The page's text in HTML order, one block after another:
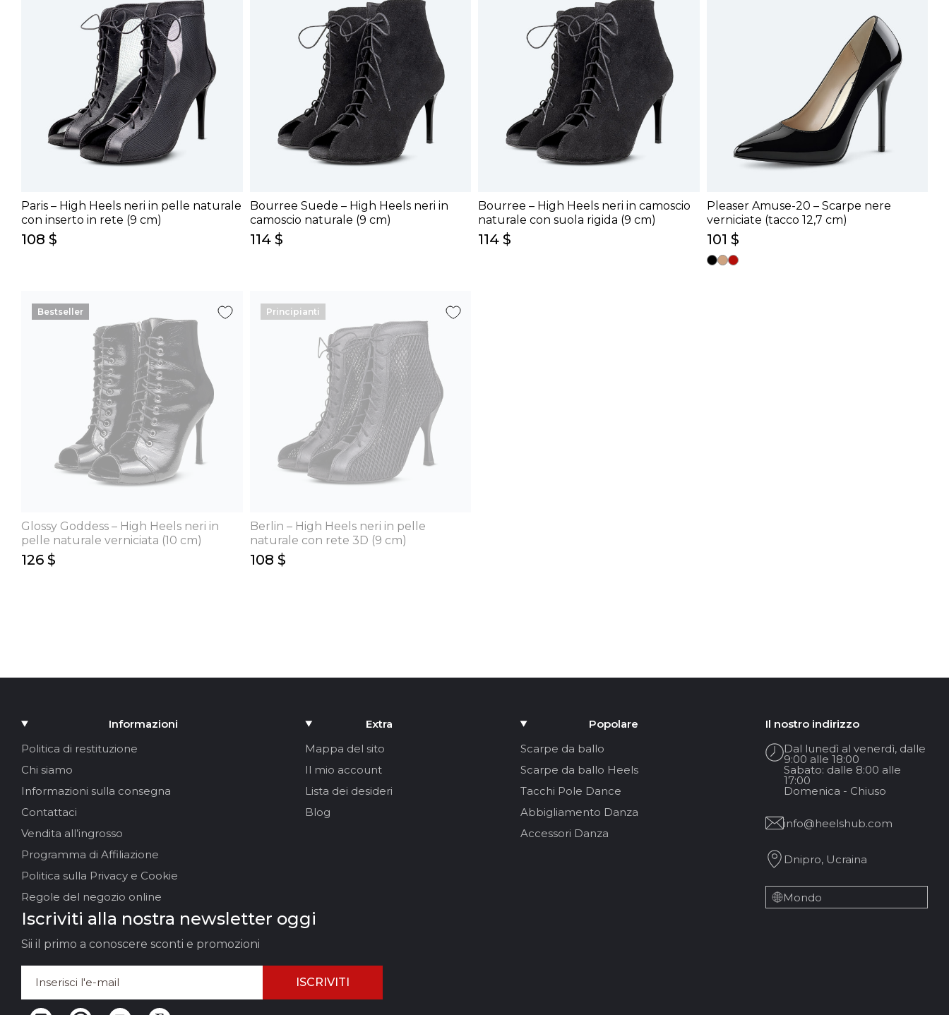
Paris – High Heels neri in pelle naturale
con inserto in rete (9 cm)
108 $
Bourree Suede – High Heels neri in
camoscio naturale (9 cm)
114 $
Bourree – High Heels neri in camoscio
naturale con suola rigida (9 cm)
114 $
Pleaser Amuse-20 – Scarpe nere
verniciate (tacco 12,7 cm)
101 $
Bestseller
Glossy Goddess – High Heels neri in
pelle naturale verniciata (10 cm)
126 $
Principianti
Berlin – High Heels neri in pelle
naturale con rete 3D (9 cm)
108 $
Informazioni
Politica di restituzione
Chi siamo
Informazioni sulla consegna
Contattaci
Vendita all’ingrosso
Programma di Affiliazione
Politica sulla Privacy e Cookie
Regole del negozio online
Extra
Mappa del sito
Il mio account
Lista dei desideri
Blog
Popolare
Scarpe da ballo
Scarpe da ballo Heels
Tacchi Pole Dance
Abbigliamento Danza
Accessori Danza
Il nostro indirizzo
Dal lunedì al venerdì, dalle
9:00 alle 18:00
Sabato: dalle 8:00 alle
17:00
Domenica - Chiuso
info@heelshub.com
Dnipro, Ucraina
Mondo
Iscriviti alla nostra newsletter oggi
Sii il primo a conoscere sconti e promozioni
ISCRIVITI